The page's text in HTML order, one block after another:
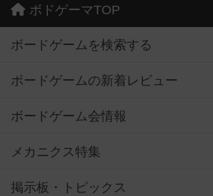
ボドゲーマTOP
ボードゲームを検索する
ボードゲームの新着レビュー
ボードゲーム会情報
メカニクス特集
掲示板・トピックス